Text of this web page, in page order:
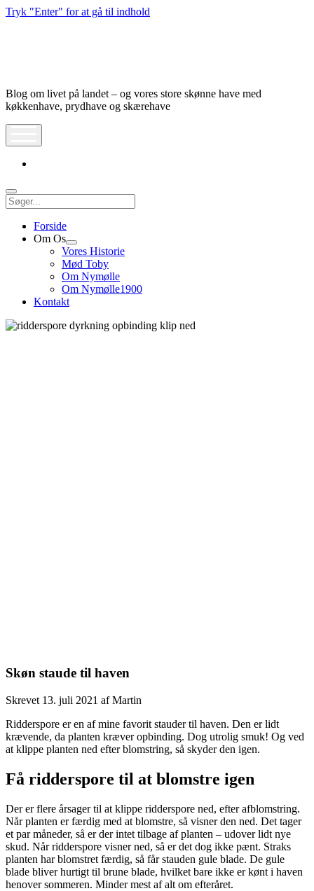
Tryk "Enter" for at gå til indhold
Blog om livet på landet – og vores store skønne have med
køkkenhave, prydhave og skærehave
Søg
Forside
Om Os
Åbn
dropdown
meny
Vores Historie
Mød Toby
Om Nymølle
Om Nymølle1900
Kontakt
Skøn staude til haven
Skrevet 13. juli 2021 afMartin
Ridderspore er en af mine favorit stauder til haven. Den er lidt
krævende, da planten kræver opbinding. Dog utrolig smuk! Og ved
at klippe planten ned efter blomstring, så skyder den igen.
Få ridderspore til at blomstre igen
Der er flere årsager til at klippe ridderspore ned, efter afblomstring.
Når planten er færdig med at blomstre, så visner den ned. Det tager
et par måneder, så er der intet tilbage af planten – udover lidt nye
skud. Når ridderspore visner ned, så er det dog ikke pænt. Straks
planten har blomstret færdig, så får stauden gule blade. De gule
blade bliver hurtigt til brune blade, hvilket bare ikke er kønt i haven
henover sommeren. Minder mest af alt om efteråret.